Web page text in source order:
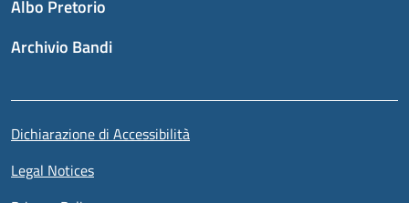
Albo Pretorio
Archivio Bandi
Sezione link utili
Dichiarazione di Accessibilità
Legal Notices